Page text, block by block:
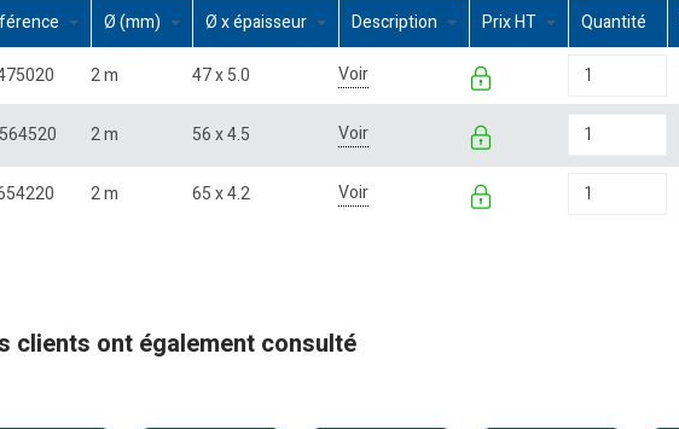
Ø (mm) Ø x épaisseur Description Prix HT Quantité
2 m 47 x 5.0 Voir
2 m 56 x 4.5 Voir
2 m 65 x 4.2 Voir
clients ont également consulté